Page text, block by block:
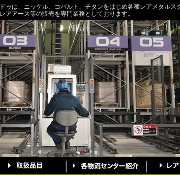
ゥは、ニッケル、コバルト、チタンをはじめ各種レアメタルス
アアース等の販売を専門業務としております。